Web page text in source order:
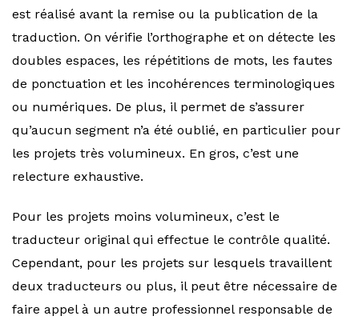
est réalisé avant la remise ou la publication de la
traduction. On vérifie l’orthographe et on détecte les
doubles espaces, les répétitions de mots, les fautes
de ponctuation et les incohérences terminologiques
ou numériques. De plus, il permet de s’assurer
qu’aucun segment n’a été oublié, en particulier pour
les projets très volumineux. En gros, c’est une
relecture exhaustive.
Pour les projets moins volumineux, c’est le
traducteur original qui effectue le contrôle qualité.
Cependant, pour les projets sur lesquels travaillent
deux traducteurs ou plus, il peut être nécessaire de
faire appel à un autre professionnel responsable de